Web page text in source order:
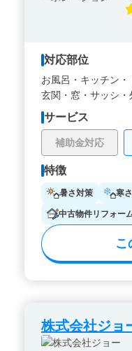
対応部位
お風呂・ キッチン・
玄関・ 窓・サッシ・
サービス
補助金対応
特徴
暑さ対策 寒
中古物件リフォー
こ
株式会社ジョ